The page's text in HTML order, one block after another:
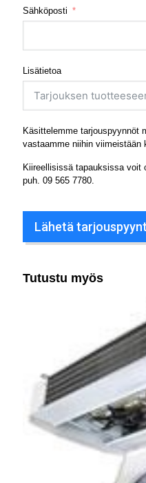
Sähköposti
Lisätietoa
Käsittelemme tarjouspyynnöt
vastaamme niihin viimeistään
Kiireellisissä tapauksissa voit
puh. 09 565 7780
Lähetä
Tutustu myös